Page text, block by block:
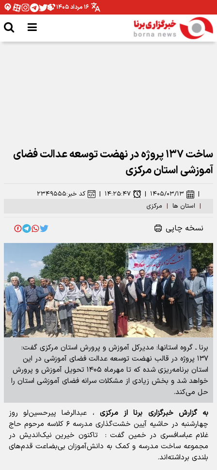
۱۶ مرداد ۱۴۰۵
ساخت ۱۳۷ پروژه در نهضت توسعه عدالت فضای
آموزشی استان مرکزی
| استان ها | مرکزی
| ۱۴۰۵/۰۳/۱۳ | ۱۴:۲۵:۴۷ | کد خبر:۲۳۴۹۵۵۵
نسخه چاپی
برنا ـ گروه استانها: مدیرکل آموزش و پرورش استان مرکزی گفت:
۱۳۷ پروژه در قالب نهضت توسعه عدالت فضای آموزشی در این
استان برنامه‌ریزی شده که تا مهرماه ۱۴۰۵ تحویل آموزش و پرورش
خواهد شد و بخش زیادی از مشکلات سرانه فضای آموزشی استان را
حل می‌کند.
به گزارش خبرگزاری برنا از مرکزی ، عبدالرضا پیرحسین‌لو روز
چهارشنبه در حاشیه آیین خشت‌گذاری مدرسه ۶ کلاسه مرحوم حاج
غلام عباسافسری در خمین گفت : تاکنون خیرین نیک‌اندیش در
مجموعه ساخت مدرسه و کمک به دانش‌آموزان بی‌بضاعت قدم‌های
بلندی برداشته‌اند.